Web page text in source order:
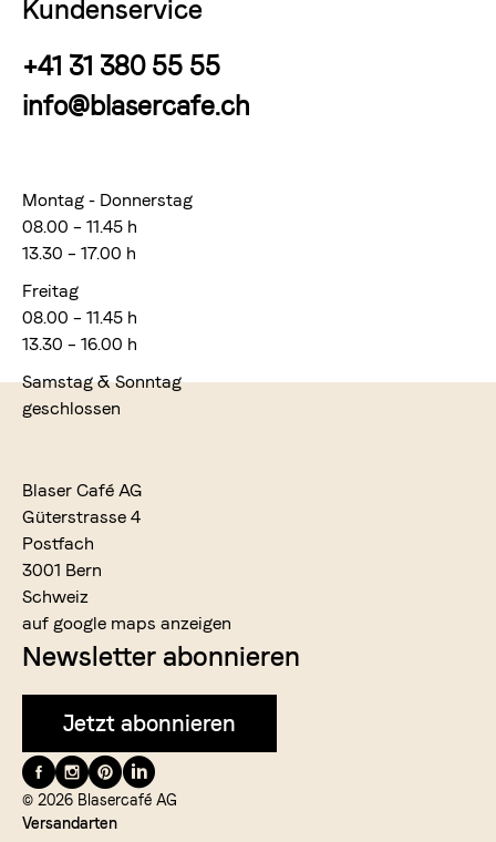
Kundenservice
+41 31 380 55 55
info@blasercafe.ch
Montag - Donnerstag
08.00 – 11.45 h
13.30 – 17.00 h
Freitag
08.00 – 11.45 h
13.30 – 16.00 h
Samstag & Sonntag
geschlossen
Blaser Café AG
Güterstrasse 4
Postfach
3001 Bern
Schweiz
auf google maps anzeigen
Newsletter abonnieren
Jetzt abonnieren
Folge
uns
auf
© 2026 Blasercafé AG
Versandarten